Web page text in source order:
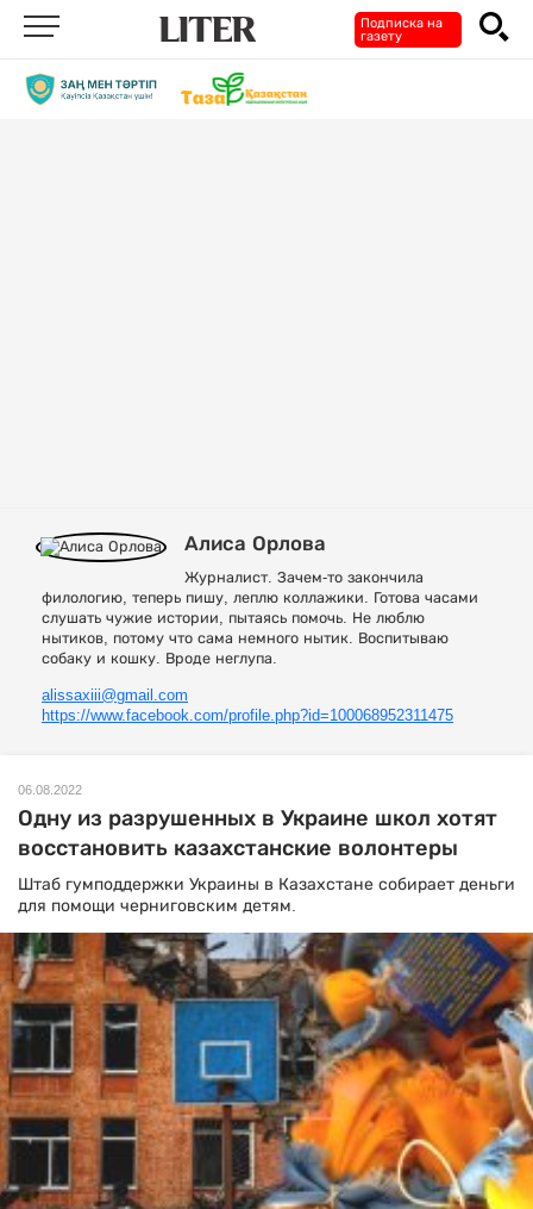
Подписка на
газету
Алиса Орлова
Журналист. Зачем-то закончила
филологию, теперь пишу, леплю коллажики. Готова часами
слушать чужие истории, пытаясь помочь. Не люблю
нытиков, потому что сама немного нытик. Воспитываю
собаку и кошку. Вроде неглупа.
alissaxiii@gmail.com
https://www.facebook.com/profile.php?id=100068952311475
06.08.2022
Одну из разрушенных в Украине школ хотят
восстановить казахстанские волонтеры
Штаб гумподдержки Украины в Казахстане собирает деньги
для помощи черниговским детям.